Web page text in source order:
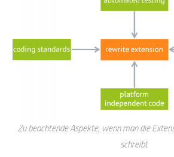
Zu beachtende Aspekte, wenn man die
schreibt